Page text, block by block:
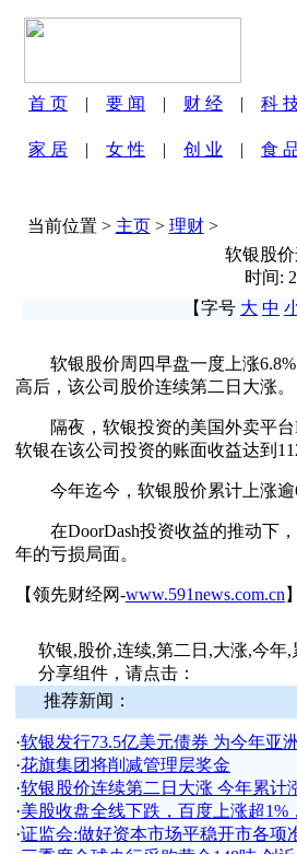
首 页 | 要 闻 | 财 经 | 科
家 居 | 女 性 | 创 业 | 食
当前位置 > 主页> 理财>
软银股
时间:
【字号 大 中
软银股价周四早盘一度上涨6.8%
高后，该公司股价连续第二日大涨。
隔夜，软银投资的美国外卖平台
软银在该公司投资的账面收益达到
今年迄今，软银股价累计上涨逾
在DoorDash投资收益的推动下，
年的亏损局面。
【领先财经网-www.591news.com.cn 】
软银,股价,连续,第二日,大涨,今年,
分享组件，请点击：
推荐新闻：
·软银发行73.5亿美元债券 为今年亚
·花旗集团将削减管理层奖金
·软银股价连续第二日大涨 今年累计
·美股收盘全线下跌，百度上涨超1%
·证监会:做好资本市场平稳开市各项